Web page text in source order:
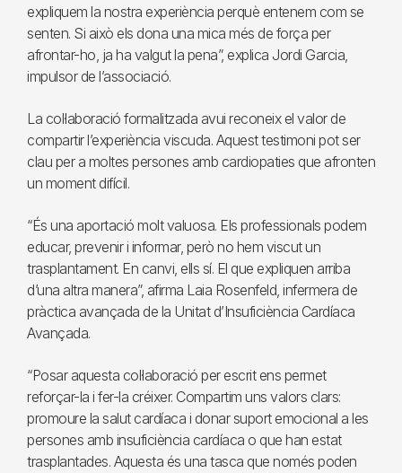
expliquem la nostra experiència perquè entenem com se
senten. Si això els dona una mica més de força per
afrontar-ho, ja ha valgut la pena”, explica Jordi Garcia,
impulsor de l’associació.
La col·laboració formalitzada avui reconeix el valor de
compartir l’experiència viscuda. Aquest testimoni pot ser
clau per a moltes persones amb cardiopaties que afronten
un moment difícil.
“És una aportació molt valuosa. Els professionals podem
educar, prevenir i informar, però no hem viscut un
trasplantament. En canvi, ells sí. El que expliquen arriba
d’una altra manera”, afirma Laia Rosenfeld, infermera de
pràctica avançada de la Unitat d’Insuficiència Cardíaca
Avançada.
“Posar aquesta col·laboració per escrit ens permet
reforçar-la i fer-la créixer. Compartim uns valors clars:
promoure la salut cardíaca i donar suport emocional a les
persones amb insuficiència cardíaca o que han estat
trasplantades. Aquesta és una tasca que només poden